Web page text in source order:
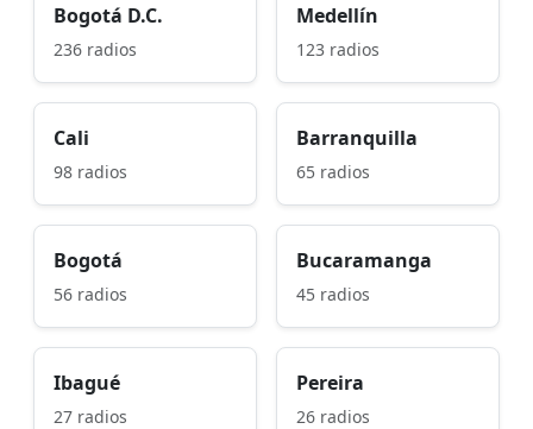
Bogotá D.C.
236 radios
Medellín
123 radios
Cali
98 radios
Barranquilla
65 radios
Bogotá
56 radios
Bucaramanga
45 radios
Ibagué
27 radios
Pereira
26 radios